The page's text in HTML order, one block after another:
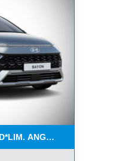
ANGEBOT